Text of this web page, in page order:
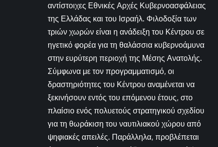
αντίστοιχες Εθνικές Αρχές Κυβερνοασφάλειας
της Ελλάδας και του Ισραήλ. Φιλοδοξία των
τριών χωρών είναι η ανάδειξη του Κέντρου σε
ηγετικό φορέα για τη θαλάσσια κυβερνοάμυνα
στην ευρύτερη περιοχή της Μέσης Ανατολής.
Σύμφωνα με τον προγραμματισμό, οι
δραστηριότητες του Κέντρου αναμένεται να
ξεκινήσουν εντός του επόμενου έτους, στο
πλαίσιο ενός πολυετούς στρατηγικού σχεδίου
για τη θωράκιση του ναυτιλιακού χώρου από
ψηφιακές απειλές. Παράλληλα, προβλέπεται